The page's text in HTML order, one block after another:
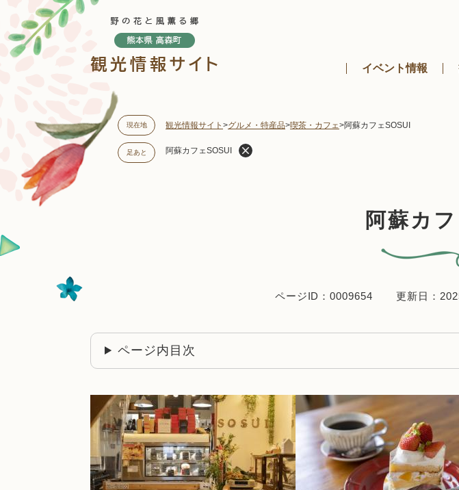
ジ
の
イベント情報
現在地 観光情報サイト >グルメ・特産品>喫茶・カフェ>阿蘇カフェSOSUI
足あと 阿蘇カフェSOSUI
阿蘇カ
ページID：0009654 更新日：
ページ内目次